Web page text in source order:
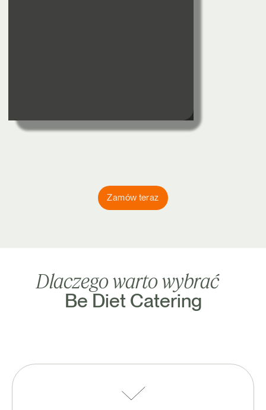
Zamów teraz
Dlaczego warto wybrać
Be Diet Catering